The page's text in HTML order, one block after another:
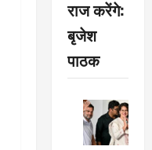
राज करेंगे:
बृजेश
पाठक